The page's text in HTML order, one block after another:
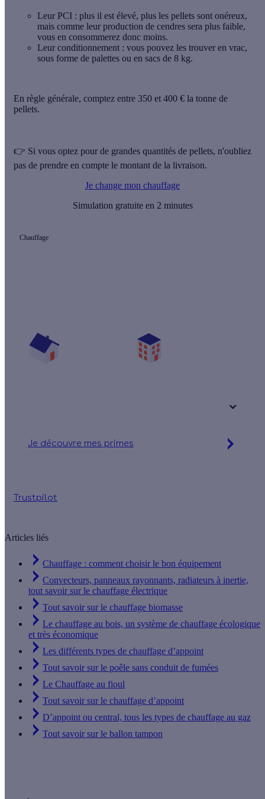
Leur PCI : plus il est élevé, plus les pellets sont onéreux,
mais comme leur production de cendres sera plus faible,
vous en consommerez donc moins.
Leur conditionnement : vous pouvez les trouver en vrac,
sous forme de palettes ou en sacs de 8 kg.
En règle générale, comptez entre 350 et 400 € la tonne de
pellets.
👉 Si vous optez pour de grandes quantités de pellets, n'oubliez
pas de prendre en compte le montant de la livraison.
Je change mon chauffage
Simulation gratuite en 2 minutes
Chauffage
Je découvre mes primes
Trustpilot
Articles liés
Chauffage : comment choisir le bon équipement
Convecteurs, panneaux rayonnants, radiateurs à inertie,
tout savoir sur le chauffage électrique
Tout savoir sur le chauffage biomasse
Le chauffage au bois, un système de chauffage écologique
et très économique
Les différents types de chauffage d’appoint
Tout savoir sur le poêle sans conduit de fumées
Le Chauffage au fioul
Tout savoir sur le chauffage d’appoint
D’appoint ou central, tous les types de chauffage au gaz
Tout savoir sur le ballon tampon